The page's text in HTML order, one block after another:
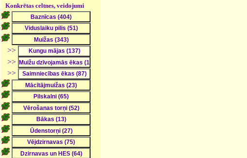
Konkrētas celtnes, veidojumi
>>
>>
>>